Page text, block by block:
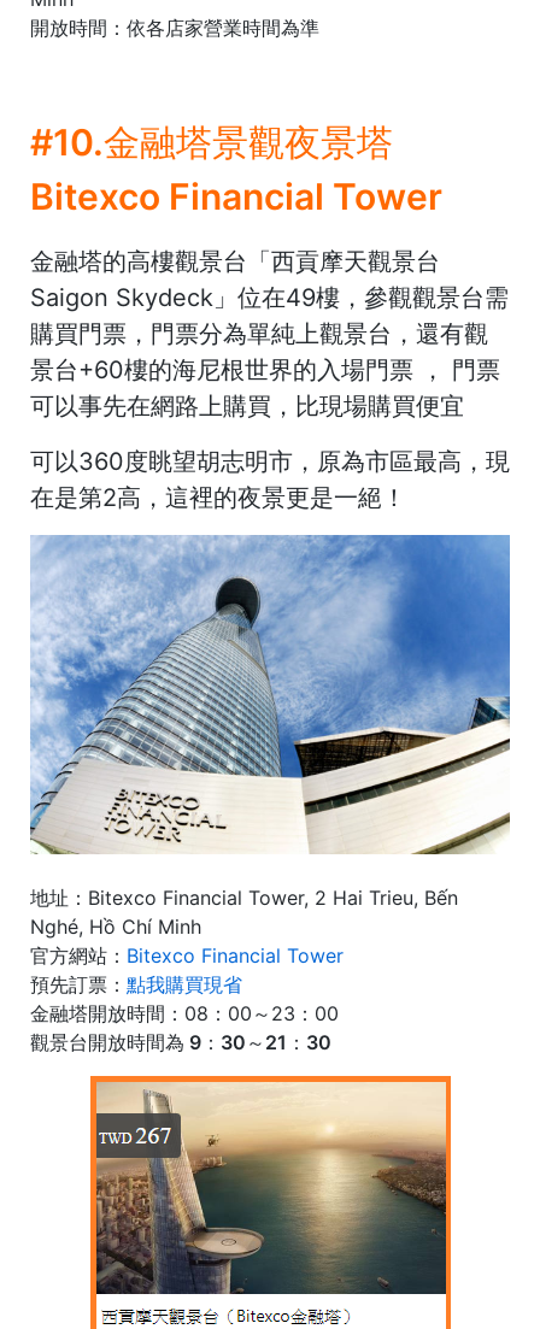
開放時間：依各店家營業時間為準
#10.金融塔景觀夜景塔
Bitexco Financial Tower
金融塔的高樓觀景台「西貢摩天觀景台
Saigon Skydeck」位在49樓，參觀觀景台需
購買門票，門票分為單純上觀景台，還有觀
景台+60樓的海尼根世界的入場門票 ， 門票
可以事先在網路上購買，比現場購買便宜
可以360度眺望胡志明市，原為市區最高，現
在是第2高，這裡的夜景更是一絕！
地址：Bitexco Financial Tower, 2 Hai Trieu, Bến
Nghé, Hồ Chí Minh
官方網站： Bitexco Financial Tower
預先訂票： 點我購買現省
金融塔開放時間：08：00～23：00
觀景台開放時間為 9：30～21：30